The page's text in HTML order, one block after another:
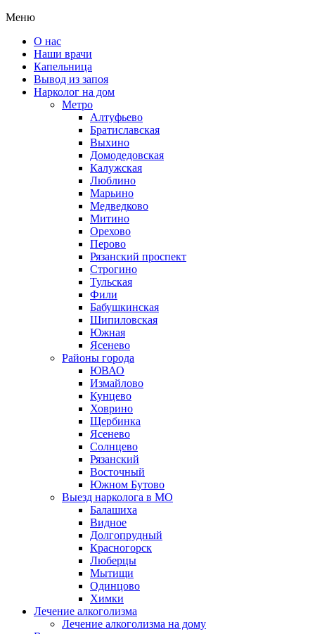
Меню
О нас
Наши врачи
Капельница
Вывод из запоя
Нарколог на дом
Метро
Алтуфьево
Братиславская
Выхино
Домодедовская
Калужская
Люблино
Марьино
Медведково
Митино
Орехово
Перово
Рязанский проспект
Строгино
Тульская
Фили
Бабушкинская
Шипиловская
Южная
Ясенево
Районы города
ЮВАО
Измайлово
Кунцево
Ховрино
Щербинка
Ясенево
Солнцево
Рязанский
Восточный
Южном Бутово
Выезд нарколога в МО
Балашиха
Видное
Долгопрудный
Красногорск
Люберцы
Мытищи
Одинцово
Химки
Лечение алкоголизма
Лечение алкоголизма на дому